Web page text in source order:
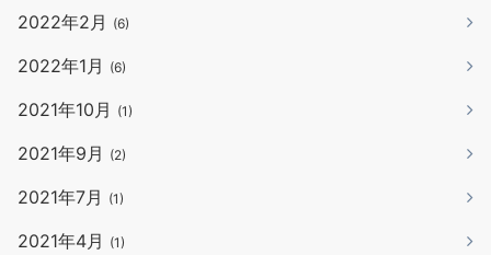
2022年2月 (6)
2022年1月 (6)
2021年10月 (1)
2021年9月 (2)
2021年7月 (1)
2021年4月 (1)